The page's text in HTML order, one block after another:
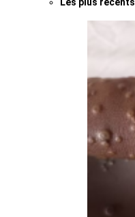
Les plus récents